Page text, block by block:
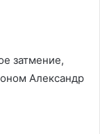
затмение,
Александр